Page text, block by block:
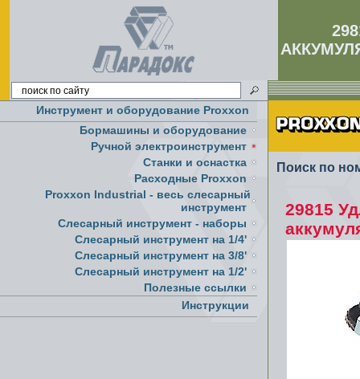
Инструмент и оборудование Proxxon
Бормашины и оборудование
Ручной электроинструмент
Cтанки и оснастка
Расходные Proxxon
Proxxon Industrial - весь слесарный
инструмент
Слесарный инструмент - наборы
Слесарный инструмент на 1/4'
Слесарный инструмент на 3/8'
Слесарный инструмент на 1/2'
Полезные ссылки
Инструкции
Поиск по
29815